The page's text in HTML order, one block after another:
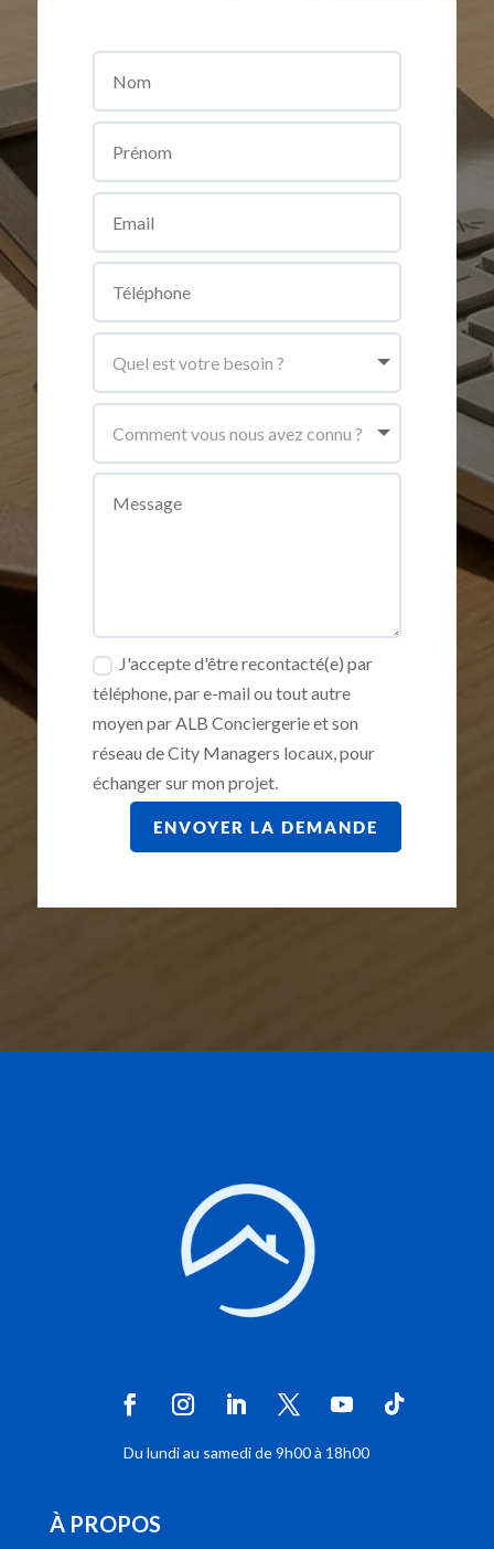
J'accepte d'être recontacté(e) par
téléphone, par e-mail ou tout autre
moyen par ALB Conciergerie et son
réseau de City Managers locaux, pour
échanger sur mon projet.
ENVOYER LA DEMANDE
Du lundi au samedi de 9h00 à 18h00
À PROPOS